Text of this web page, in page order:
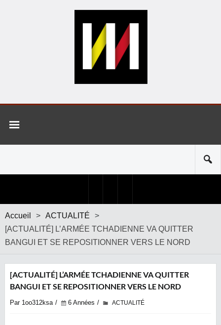
Accueil > ACTUALITÉ
>
[ACTUALITÉ] L’ARMÉE TCHADIENNE VA QUITTER
BANGUI ET SE REPOSITIONNER VERS LE NORD
[ACTUALITÉ] L’ARMÉE TCHADIENNE VA QUITTER
BANGUI ET SE REPOSITIONNER VERS LE NORD
Par 1oo312ksa 6 Années ACTUALITÉ